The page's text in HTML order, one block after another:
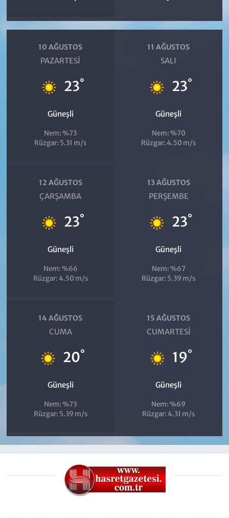
10 AĞUSTOS
PAZARTESI
23°
Güneşli
Nem: %73
Rüzgar: 5.31 m/s
11 AĞUSTOS
SALI
23°
Güneşli
Nem: %70
Rüzgar: 4.50 m/s
12 AĞUSTOS
ÇARŞAMBA
23°
Güneşli
Nem: %66
Rüzgar: 4.50 m/s
13 AĞUSTOS
PERŞEMBE
23°
Güneşli
Nem: %67
Rüzgar: 5.39 m/s
14 AĞUSTOS
CUMA
20°
Güneşli
Nem: %73
Rüzgar: 5.39 m/s
15 AĞUSTOS
CUMARTESI
19°
Güneşli
Nem: %69
Rüzgar: 4.31 m/s